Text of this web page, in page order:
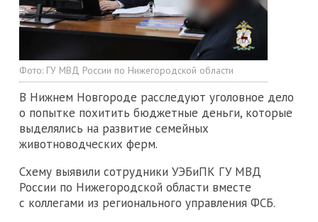
Фото: ГУ МВД России по Нижегородской области
В Нижнем Новгороде расследуют уголовное дело
о попытке похитить бюджетные деньги, которые
выделялись на развитие семейных
животноводческих ферм.
Схему выявили сотрудники УЭБиПК ГУ МВД
России по Нижегородской области вместе
с коллегами из регионального управления ФСБ.